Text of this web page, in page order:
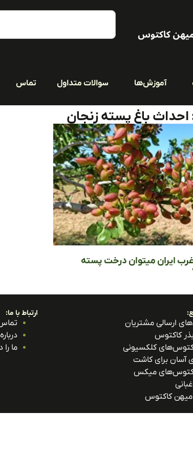
آموزش‌ها سوالات متداول تماس
باغ پسته زنجان
ایران میتوان درخت پسته
ارسالی مشتریان
کاکتوس
کلکسیونی
آسان برای کاشت
میکس
کاکتوس
ارتباط با ما:
ما